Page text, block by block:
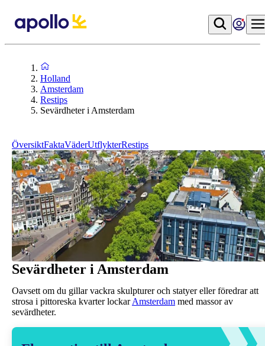
Holland
Amsterdam
Restips
Sevärdheter i Amsterdam
ÖversiktFaktaVäderUtflykterRestips
Sevärdheter i Amsterdam
Oavsett om du gillar vackra skulpturer och statyer eller föredrar att
strosa i pittoreska kvarter lockarAmsterdam med massor av
sevärdheter.